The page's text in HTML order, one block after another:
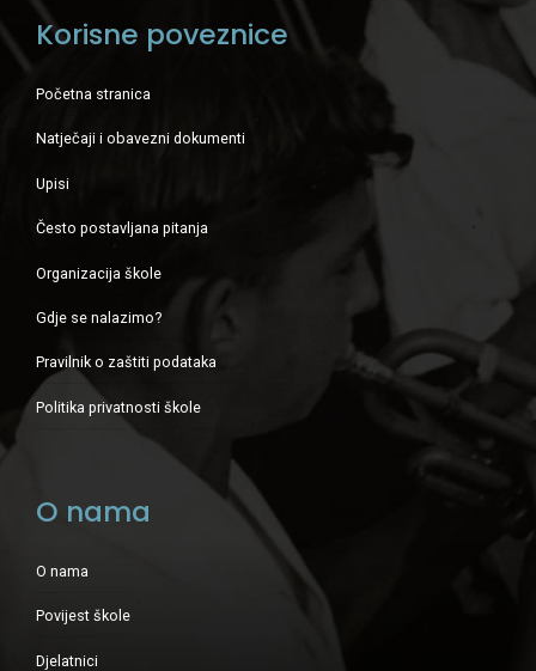
Korisne poveznice
Početna stranica
Natječaji i obavezni dokumenti
Upisi
Često postavljana pitanja
Organizacija škole
Gdje se nalazimo?
Pravilnik o zaštiti podataka
Politika privatnosti škole
O nama
O nama
Povijest škole
Djelatnici